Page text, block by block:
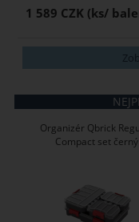
1 589 CZK
Organizér Qbrick
Compact set černý